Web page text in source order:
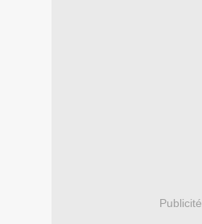
Publicité